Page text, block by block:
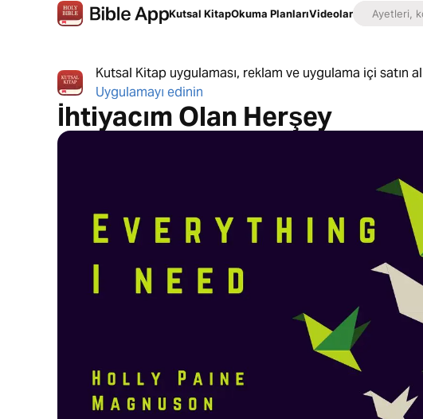
Kutsal KitapOkuma PlanlarıVideolar
Kutsal Kitap uygulaması, reklam ve uygulama içi satın
Uygulamayı edinin
İhtiyacım Olan Herşey